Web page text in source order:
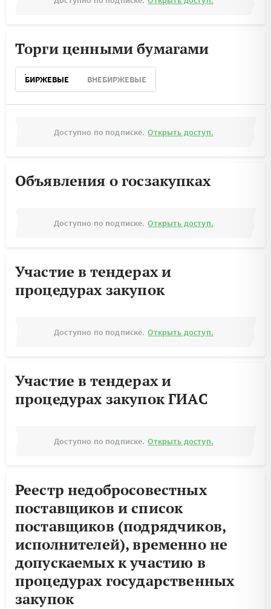
Торги ценными бумагами
БИРЖЕВЫЕ ВНЕБИРЖЕВЫЕ
Доступно по подписке. Открыть доступ.
Объявления о госзакупках
Доступно по подписке. Открыть доступ.
Участие в тендерах и
процедурах закупок
Доступно по подписке. Открыть доступ.
Участие в тендерах и
процедурах закупок ГИАС
Доступно по подписке. Открыть доступ.
Реестр недобросовестных
поставщиков и список
поставщиков (подрядчиков,
исполнителей), временно не
допускаемых к участию в
процедурах государственных
закупок